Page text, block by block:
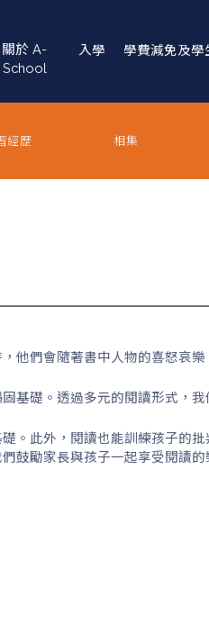
關於 A-
School
入學 學費減免及學
經歷 相集
們會隨著書中人物的喜怒哀
礎。透過多元的閱讀形式，
。此外，閱讀也能訓練孩子的
鼓勵家長與孩子一起享受閱讀